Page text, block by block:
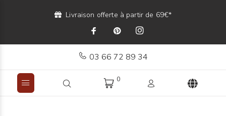
Livraison offerte à partir de 69€*
03 66 72 89 34
0